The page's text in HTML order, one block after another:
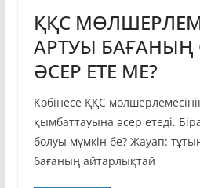
ҚҚС
АРТУЫ БАҒАНЫҢ
ӘСЕР ЕТЕ МЕ?
Көбінесе ҚҚС
қымбаттауына әсер етеді.
болуы мүмкін бе? Жауап:
бағаның айтарлықтай